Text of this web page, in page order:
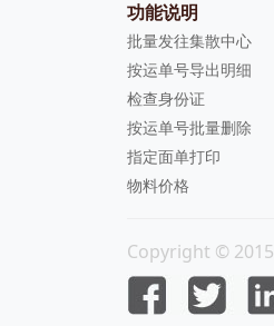
功能说明
批量发往集散中心
按运单号导出明细
检查身份证
按运单号批量删除
指定面单打印
物料价格
Copyright ©